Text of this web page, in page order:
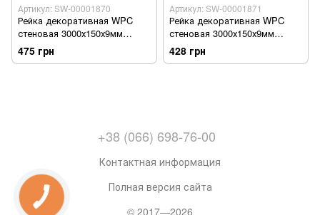
Артикул: SW-00001870
Рейка декоративная WPC
стеновая 3000х150х9мм
Серая SW-00001870
475 грн
Артикул: SW-00001871
Рейка декоративная WPC
стеновая 3000х150х9мм
Графит SW-00001871
428 грн
+38 (066) 698-76-00
Контактная информация
Полная версия сайта
© 2017—2026